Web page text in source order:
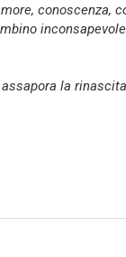
conoscenza,
la